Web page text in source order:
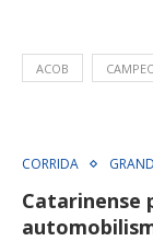
ACOB
CORRIDA
Catarinense